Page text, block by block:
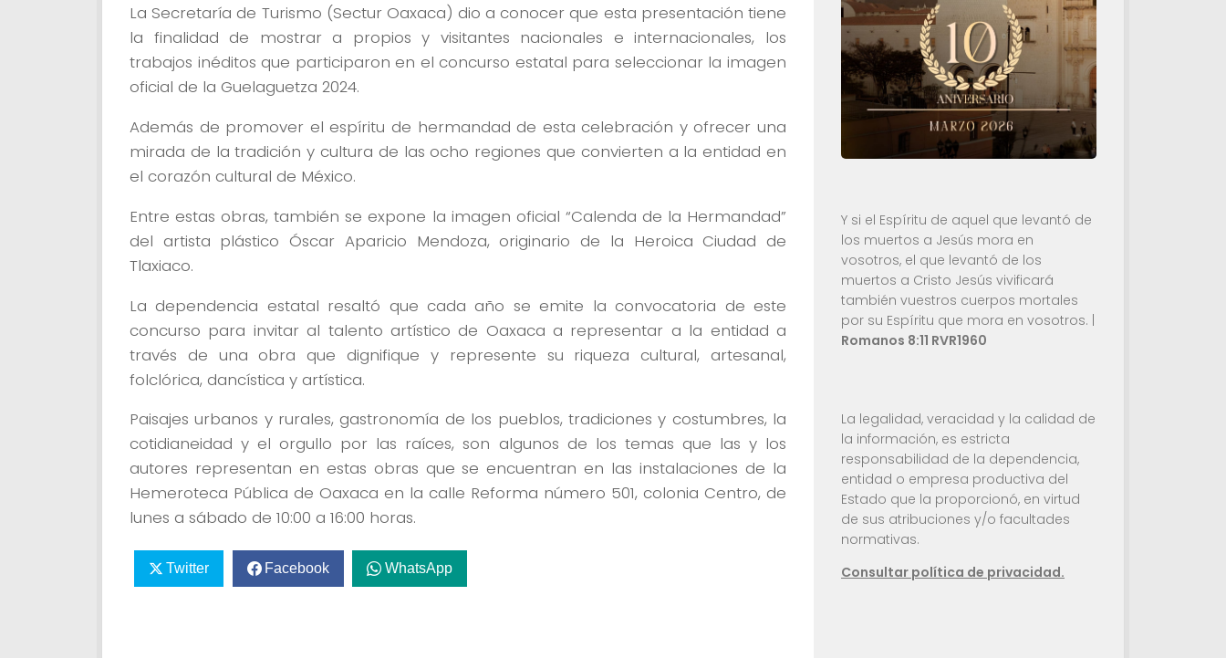
La Secretaría de Turismo (Sectur Oaxaca) dio a conocer que esta presentación tiene
la finalidad de mostrar a propios y visitantes nacionales e internacionales, los
trabajos inéditos que participaron en el concurso estatal para seleccionar la imagen
oficial de la Guelaguetza 2024.
Además de promover el espíritu de hermandad de esta celebración y ofrecer una
mirada de la tradición y cultura de las ocho regiones que convierten a la entidad en
el corazón cultural de México.
Entre estas obras, también se expone la imagen oficial “Calenda de la Hermandad”
del artista plástico Óscar Aparicio Mendoza, originario de la Heroica Ciudad de
Tlaxiaco.
La dependencia estatal resaltó que cada año se emite la convocatoria de este
concurso para invitar al talento artístico de Oaxaca a representar a la entidad a
través de una obra que dignifique y represente su riqueza cultural, artesanal,
folclórica, dancística y artística.
Paisajes urbanos y rurales, gastronomía de los pueblos, tradiciones y costumbres, la
cotidianeidad y el orgullo por las raíces, son algunos de los temas que las y los
autores representan en estas obras que se encuentran en las instalaciones de la
Hemeroteca Pública de Oaxaca en la calle Reforma número 501, colonia Centro, de
lunes a sábado de 10:00 a 16:00 horas.
Twitter Facebook WhatsApp
Y si el Espíritu de aquel que levantó de
los muertos a Jesús mora en
vosotros, el que levantó de los
muertos a Cristo Jesús vivificará
también vuestros cuerpos mortales
por su Espíritu que mora en vosotros. |
Romanos 8:11 RVR1960
La legalidad, veracidad y la calidad de
la información, es estricta
responsabilidad de la dependencia,
entidad o empresa productiva del
Estado que la proporcionó, en virtud
de sus atribuciones y/o facultades
normativas.
Consultar política de privacidad.